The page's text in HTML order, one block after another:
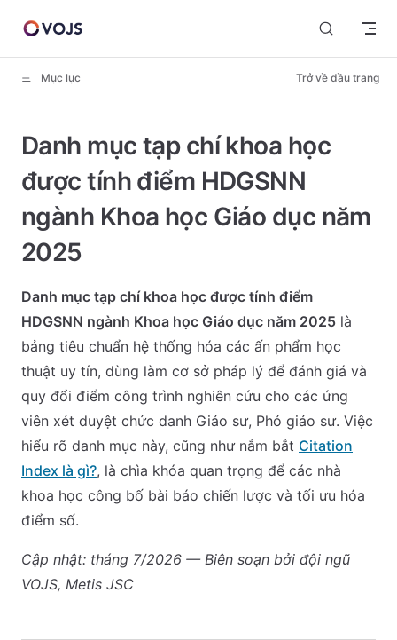
Skip to content
Mục lục Trở về đầu trang
Danh mục tạp chí khoa học
được tính điểm HDGSNN
ngành Khoa học Giáo dục năm
2025
Danh mục tạp chí khoa học được tính điểm
HDGSNN ngành Khoa học Giáo dục năm 2025 là
bảng tiêu chuẩn hệ thống hóa các ấn phẩm học
thuật uy tín, dùng làm cơ sở pháp lý để đánh giá và
quy đổi điểm công trình nghiên cứu cho các ứng
viên xét duyệt chức danh Giáo sư, Phó giáo sư. Việc
hiểu rõ danh mục này, cũng như nắm bắt Citation
Index là gì?, là chìa khóa quan trọng để các nhà
khoa học công bố bài báo chiến lược và tối ưu hóa
điểm số.
Cập nhật: tháng 7/2026 — Biên soạn bởi đội ngũ
VOJS, Metis JSC